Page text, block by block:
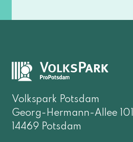
Volkspark Potsdam
Georg-Hermann-Allee 101
14469 Potsdam